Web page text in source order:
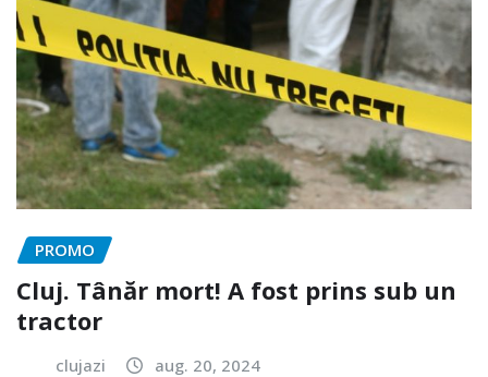
PROMO
Cluj. Tânăr mort! A fost prins sub un
tractor
clujazi aug. 20, 2024